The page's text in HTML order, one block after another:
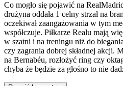
Co mogło się pojawić na
drużyna oddała 1 celny strzał na
oczekiwał zaangażowania w tym
współczuje. Piłkarze Realu mają
w szatni i na treningu niż do
czy zagrania dobrej składnej akcji.
na Bernabéu, rozłożyć ring czy
chyba że będzie za głośno to nie